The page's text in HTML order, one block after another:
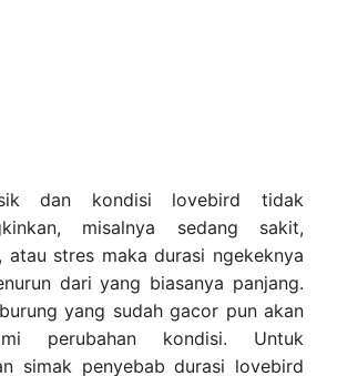
dan kondisi lovebird tidak
misalnya sedang sakit,
atau stres maka durasi ngekeknya
dari yang biasanya panjang.
yang sudah gacor pun akan
perubahan kondisi. Untuk
simak penyebab durasi lovebird